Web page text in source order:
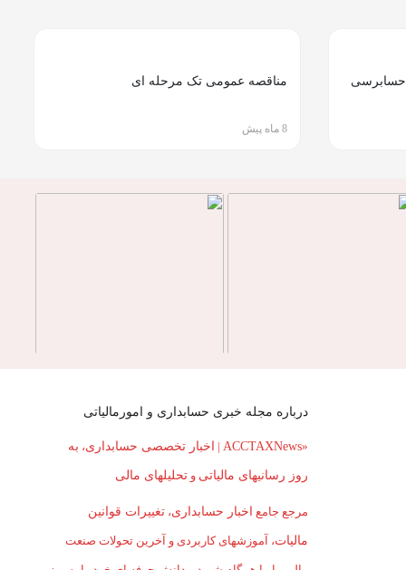
حسابرسی مناقصه عمومی تک مرحله ای
8 ماه پیش
درباره مجله خبری حسابداری و امورمالیاتی
«
ACCTAXNews
| اخبار تخصصی حسابداری، به
روز رسانیهای مالیاتی وتحلیلهای مالی
مرجع جامع اخبار حسابداری،تغییرات قوانین
مالیات، آموزشهای کاربردی و آخرین تحولات صنعت